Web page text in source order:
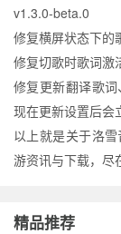
v1.3.0-beta.0
修复横屏状态下的
修复切歌时歌词激
修复更新翻译歌词
现在更新设置后会
以上就是关于洛
游资讯与下载，尽
精品推荐